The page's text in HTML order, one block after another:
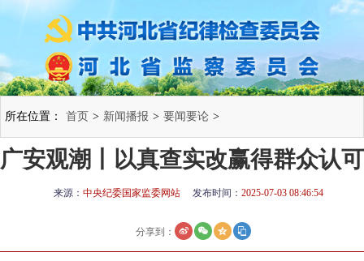
所在位置： 首页 > 新闻播报 > 要闻要论 >
广安观潮丨以真查实改赢得群众认可
来源： 中央纪委国家监委网站 发布时间： 2025-07-03 08:46:54
分享到：